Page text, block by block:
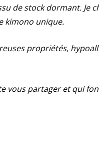
de stock dormant. Je
kimono unique.
propriétés,
vous partager et qui